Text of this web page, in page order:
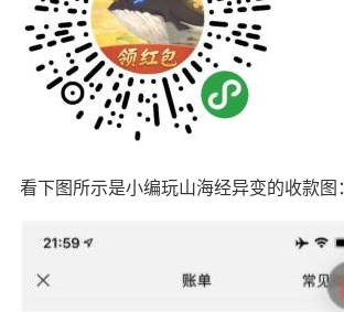
看下图所示是小编玩山海经异变的收款图：